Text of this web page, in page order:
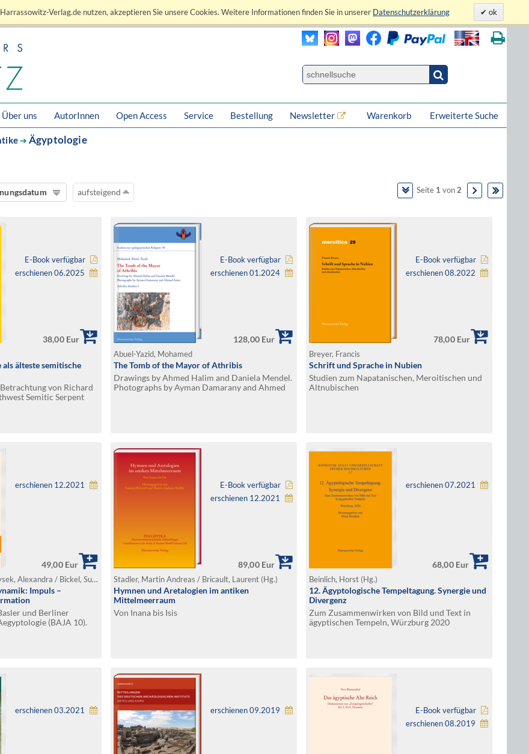
Verlag.de nutzen, akzeptieren Sie unsere Cookies. Weitere Informationen finden Sie in unserer Datenschutzerklärung ok
Über uns AutorInnen Open Access Service Bestellung Newsletter Erweiterte Suche
Warenkorb
➔ Ägyptologie
aufsteigend Seite 1 von 2
E-Book verfügbar
erschienen 06.2025
38,00 Eur
als älteste semitische
von Richard
Semitic Serpent
E-Book verfügbar
erschienen 01.2024
128,00 Eur
Abuel-Yazid, Mohamed
The Tomb of the Mayor of Athribis
Drawings by Ahmed Halim and Daniela Mendel.
Photographs by Ayman Damarany and Ahmed
E-Book verfügbar
erschienen 08.2022
78,00 Eur
Breyer, Francis
Schrift und Sprache in Nubien
Studien zum Napatanischen, Meroitischen und
Altnubischen
erschienen 12.2021
49,00 Eur
Gabler, Kathrin / Verbovsek, Alexandra / Bickel, Susanne / Hemauer, Eva (Hg.)
Impuls –
und Berliner
(BAJA 10).
E-Book verfügbar
erschienen 12.2021
89,00 Eur
Stadler, Martin Andreas / Bricault, Laurent (Hg.)
Hymnen und Aretalogien im antiken
Mittelmeerraum
Von Inana bis Isis
erschienen 07.2021
68,00 Eur
Beinlich, Horst (Hg.)
12. Ägyptologische Tempeltagung. Synergie und
Divergenz
Zum Zusammenwirken von Bild und Text in
ägyptischen Tempeln, Würzburg 2020
erschienen 03.2021 erschienen 09.2019
E-Book verfügbar
erschienen 08.2019